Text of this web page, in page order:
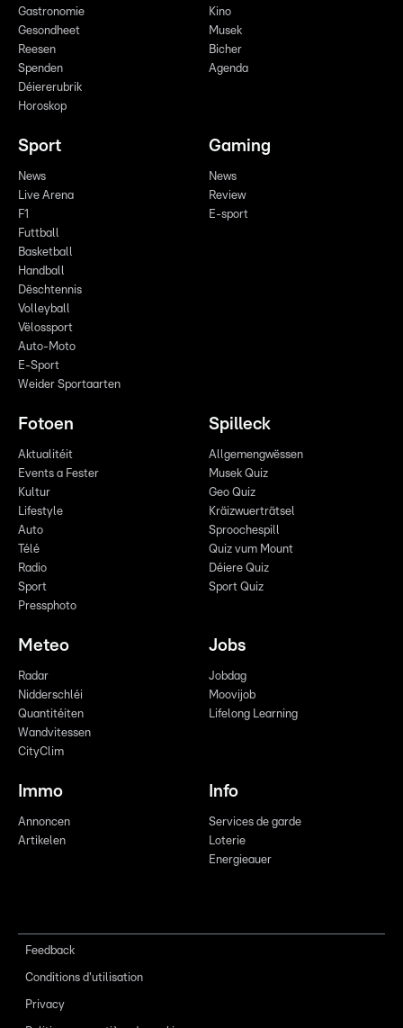
Gastronomie
Gesondheet
Reesen
Spenden
Déiererubrik
Horoskop
Kino
Musek
Bicher
Agenda
Sport
News
Live Arena
F1
Futtball
Basketball
Handball
Dëschtennis
Volleyball
Vëlossport
Auto-Moto
E-Sport
Weider Sportaarten
Gaming
News
Review
E-sport
Fotoen
Aktualitéit
Events a Fester
Kultur
Lifestyle
Auto
Télé
Radio
Sport
Pressphoto
Spilleck
Allgemengwëssen
Musek Quiz
Geo Quiz
Kräizwuerträtsel
Sproochespill
Quiz vum Mount
Déiere Quiz
Sport Quiz
Meteo
Radar
Nidderschléi
Quantitéiten
Wandvitessen
CityClim
Jobs
Jobdag
Moovijob
Lifelong Learning
Immo
Annoncen
Artikelen
Info
Services de garde
Loterie
Energieauer
Feedback
Conditions d'utilisation
Privacy